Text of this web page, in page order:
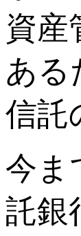
資産
ある
信託
今ま
託銀